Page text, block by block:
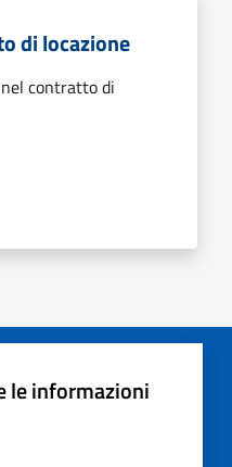
di locazione
contratto di
le informazioni